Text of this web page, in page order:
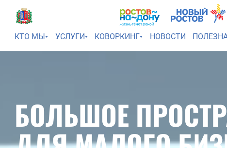
КТО МЫ УСЛУГИ КОВОРКИНГ НОВОСТИ
БОЛЬШОЕ